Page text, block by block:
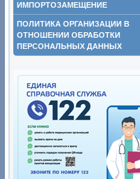
ИМПОРТОЗАМЕЩЕНИЕ
ПОЛИТИКА ОРГАНИЗАЦИИ В
ОТНОШЕНИИ ОБРАБОТКИ
ПЕРСОНАЛЬНЫХ ДАННЫХ